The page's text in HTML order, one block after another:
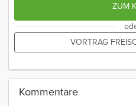
ZUM
VORTRAG
Kommentare